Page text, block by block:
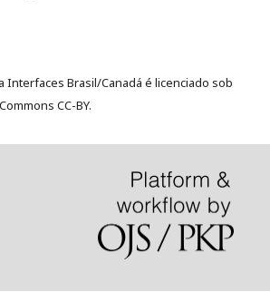
Interfaces Brasil/Canadá é licenciado sob
CC-BY.